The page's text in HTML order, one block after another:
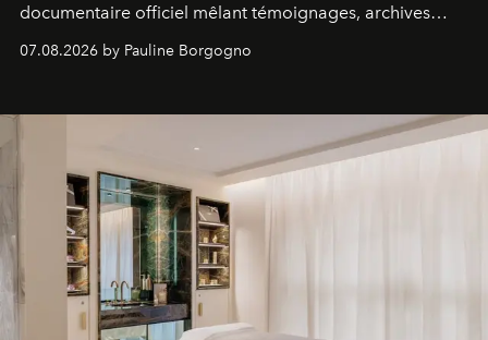
documentaire officiel mêlant témoignages, archives
générationnel.
07.08.2026 by Pauline Borgogno